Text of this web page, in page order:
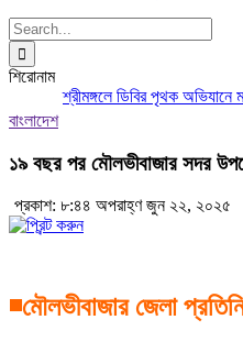
Search
for:
শিরোনাম
শ্রীমঙ্গলে ডিবির পৃথক অভিযানে
বাংলাদেশ
১৯ বছর পর মৌলভীবাজার সদর
প্রকাশ: ৮:৪৪ অপরাহ্ণ জুন ২২, ২০২৫
◾মৌলভীবাজার জেলা